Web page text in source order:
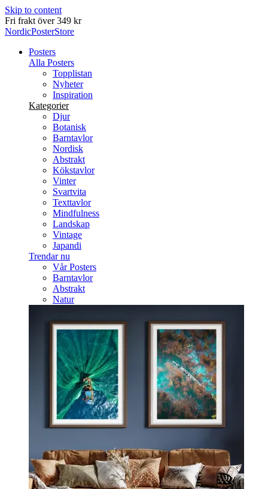
Skip to content
Leverans inom 2-5 arbetsdagar
NordicPosterStore
Posters
Alla Posters
Topplistan
Nyheter
Inspiration
Kategorier
Djur
Botanisk
Barntavlor
Nordisk
Abstrakt
Kökstavlor
Vinter
Svartvita
Texttavlor
Mindfulness
Landskap
Vintage
Japandi
Trendar nu
Vår Posters
Barntavlor
Abstrakt
Natur